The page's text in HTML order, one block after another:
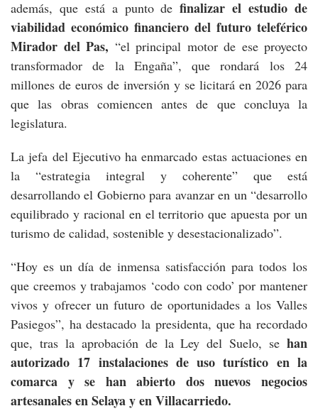
además, que está a punto definalizar el estudio de
viabilidad económico financiero del futuro teleférico
Mirador del Pas, “el principal motor de ese proyecto
transformador de la Engaña”, que rondará los 24
millones de euros de inversión y se licitará en 2026 para
que las obras comiencen antes de que concluya la
legislatura.
La jefa del Ejecutivo ha enmarcado estas actuaciones en
la “estrategia integral y coherente” que está
desarrollando el Gobierno para avanzar en un “desarrollo
equilibrado y racional en el territorio que apuesta por un
turismo de calidad, sostenible y desestacionalizado”.
“Hoy es un día de inmensa satisfacción para todos los
que creemos y trabajamos ‘codo con codo’ por mantener
vivos y ofrecer un futuro de oportunidades a los Valles
Pasiegos”, ha destacado la presidenta, que ha recordado
que, tras la aprobación de la Ley del Suelo, se han
autorizado 17 instalaciones de uso turístico en la
comarca y se han abierto dos nuevos negocios
artesanales en Selaya y en Villacarriedo.